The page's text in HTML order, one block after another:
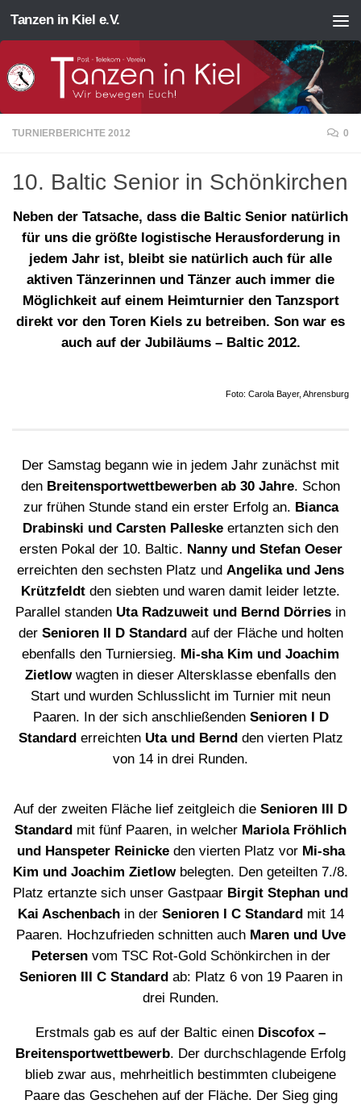
Zum Inhalt springen
Tanzen in Kiel e.V.
TURNIERBERICHTE 2012 0
10. Baltic Senior in Schönkirchen
Neben der Tatsache, dass die Baltic Senior natürlich
für uns die größte logistische Herausforderung in
jedem Jahr ist, bleibt sie natürlich auch für alle
aktiven Tänzerinnen und Tänzer auch immer die
Möglichkeit auf einem Heimturnier den Tanzsport
direkt vor den Toren Kiels zu betreiben. Son war es
auch auf der Jubiläums – Baltic 2012.
Foto: Carola Bayer, Ahrensburg
Der Samstag begann wie in jedem Jahr zunächst mit
den Breitensportwettbewerben ab 30 Jahre. Schon
zur frühen Stunde stand ein erster Erfolg an. Bianca
Drabinski und Carsten Palleske ertanzten sich den
ersten Pokal der 10. Baltic. Nanny und Stefan Oeser
erreichten den sechsten Platz und Angelika und Jens
Krützfeldt den siebten und waren damit leider letzte.
Parallel standen Uta Radzuweit und Bernd Dörries in
der Senioren II D Standardauf der Fläche und holten
ebenfalls den Turniersieg. Mi-sha Kim und Joachim
Zietlowwagten in dieser Altersklasse ebenfalls den
Start und wurden Schlusslicht im Turnier mit neun
Paaren. In der sich anschließenden Senioren I D
StandarderreichtenUta und Berndden vierten Platz
von 14 in drei Runden.
Auf der zweiten Fläche lief zeitgleich die Senioren III D
Standard mit fünf Paaren, in welcher Mariola Fröhlich
und Hanspeter Reinickeden vierten Platz vor Mi-sha
Kim und Joachim Zietlowbelegten. Den geteilten 7./8.
Platz ertanzte sich unser Gastpaar Birgit Stephan und
Kai Aschenbachin der Senioren I C Standardmit 14
Paaren. Hochzufrieden schnitten auch Maren und Uve
Petersenvom TSC Rot-Gold Schönkirchen in der
Senioren III C Standard ab: Platz 6 von 19 Paaren in
drei Runden.
Erstmals gab es auf der Baltic einen Discofox –
Breitensportwettbewerb. Der durchschlagende Erfolg
blieb zwar aus, mehrheitlich bestimmten clubeigene
Paare das Geschehen auf der Fläche. Der Sieg ging